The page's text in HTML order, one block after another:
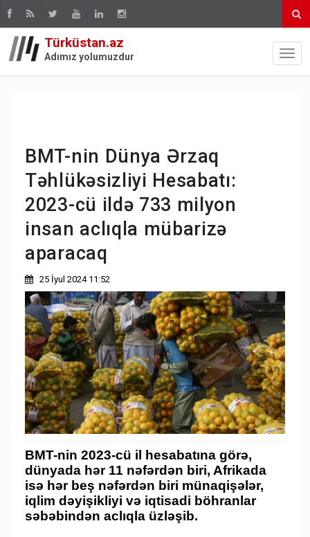
Türküstan.az
Adımız yolumuzdur
BMT-nin Dünya Ərzaq
Təhlükəsizliyi Hesabatı:
2023-cü ildə 733 milyon
insan aclıqla mübarizə
aparacaq
25 İyul 2024 11:52
BMT-nin 2023-cü il hesabatına görə,
dünyada hər 11 nəfərdən biri, Afrikada
isə hər beş nəfərdən biri münaqişələr,
iqlim dəyişikliyi və iqtisadi böhranlar
səbəbindən aclıqla üzləşib.